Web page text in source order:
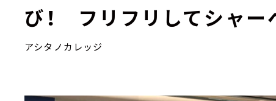
び！ フリフリしてシャー
アシタノカレッジ